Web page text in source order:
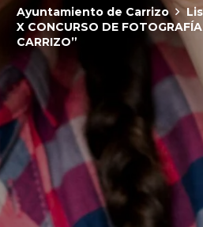
Ayuntamiento de Carrizo
X CONCURSO DE
CARRIZO”